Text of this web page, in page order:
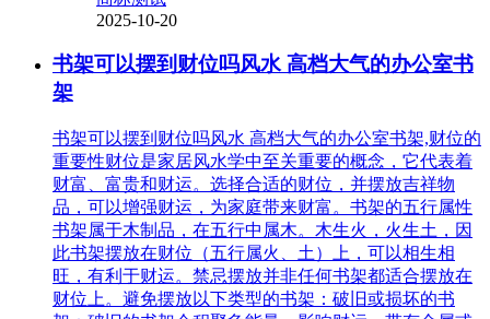
2025-10-20
书架可以摆到财位吗风水 高档大气的办公室书
架
书架可以摆到财位吗风水 高档大气的办公室书架,财位的
重要性财位是家居风水学中至关重要的概念，它代表着
财富、富贵和财运。选择合适的财位，并摆放吉祥物
品，可以增强财运，为家庭带来财富。书架的五行属性
书架属于木制品，在五行中属木。木生火，火生土，因
此书架摆放在财位（五行属火、土）上，可以相生相
旺，有利于财运。禁忌摆放并非任何书架都适合摆放在
财位上。避免摆放以下类型的书架：破旧或损坏的书